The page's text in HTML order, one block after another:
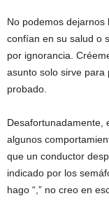
No podemos
confían en su salud o
por ignorancia.
asunto solo sirve para
probado.
Desafortunadamente,
algunos
que un conductor
indicado por los
hago “,” no creo en eso